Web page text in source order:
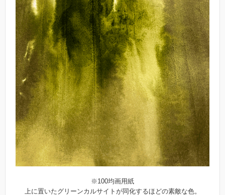
※100均画用紙
上に置いたグリーンカルサイトが同化するほどの素敵な色。